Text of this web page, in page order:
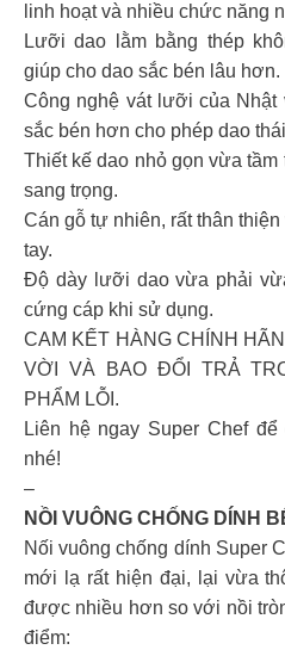
linh hoạt và nhiều chức năng
Lưỡi dao lằm bằng thép
giúp cho dao sắc bén lâu hơn.
Công nghệ vát lưỡi của Nhật
sắc bén hơn cho phép dao
Thiết kế dao nhỏ gọn vừa
sang trọng.
Cán gỗ tự nhiên, rất thân
tay.
Độ dày lưỡi dao vừa phải
cứng cáp khi sử dụng.
CAM KẾT HÀNG CHÍNH
VỜI VÀ BAO ĐỔI TRẢ
PHẨM LỖI.
Liên hệ ngay Super Chef
nhé!
–
NỒI VUÔNG CHỐNG DÍNH
Nối vuông chống dính Super
mới lạ rất hiện đại, lại vừa
được nhiều hơn so với nồi
điểm: